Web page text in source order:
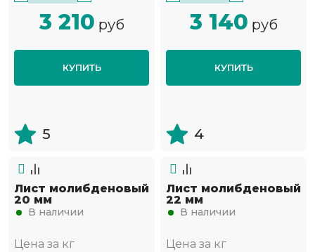
3 210 руб
КУПИТЬ
5
3 140 руб
КУПИТЬ
4
Лист молибденовый
20 мм
В наличии
Цена за кг
Лист молибденовый
22 мм
В наличии
Цена за кг